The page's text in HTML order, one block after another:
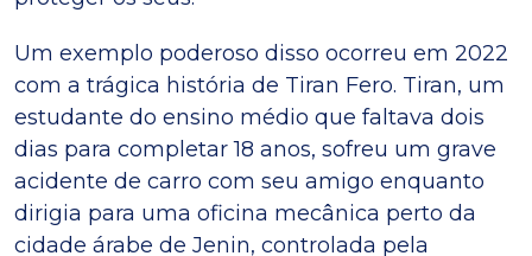
Um exemplo poderoso disso ocorreu em 2022
com a trágica história de Tiran Fero. Tiran, um
estudante do ensino médio que faltava dois
dias para completar 18 anos, sofreu um grave
acidente de carro com seu amigo enquanto
dirigia para uma oficina mecânica perto da
cidade árabe de Jenin, controlada pela